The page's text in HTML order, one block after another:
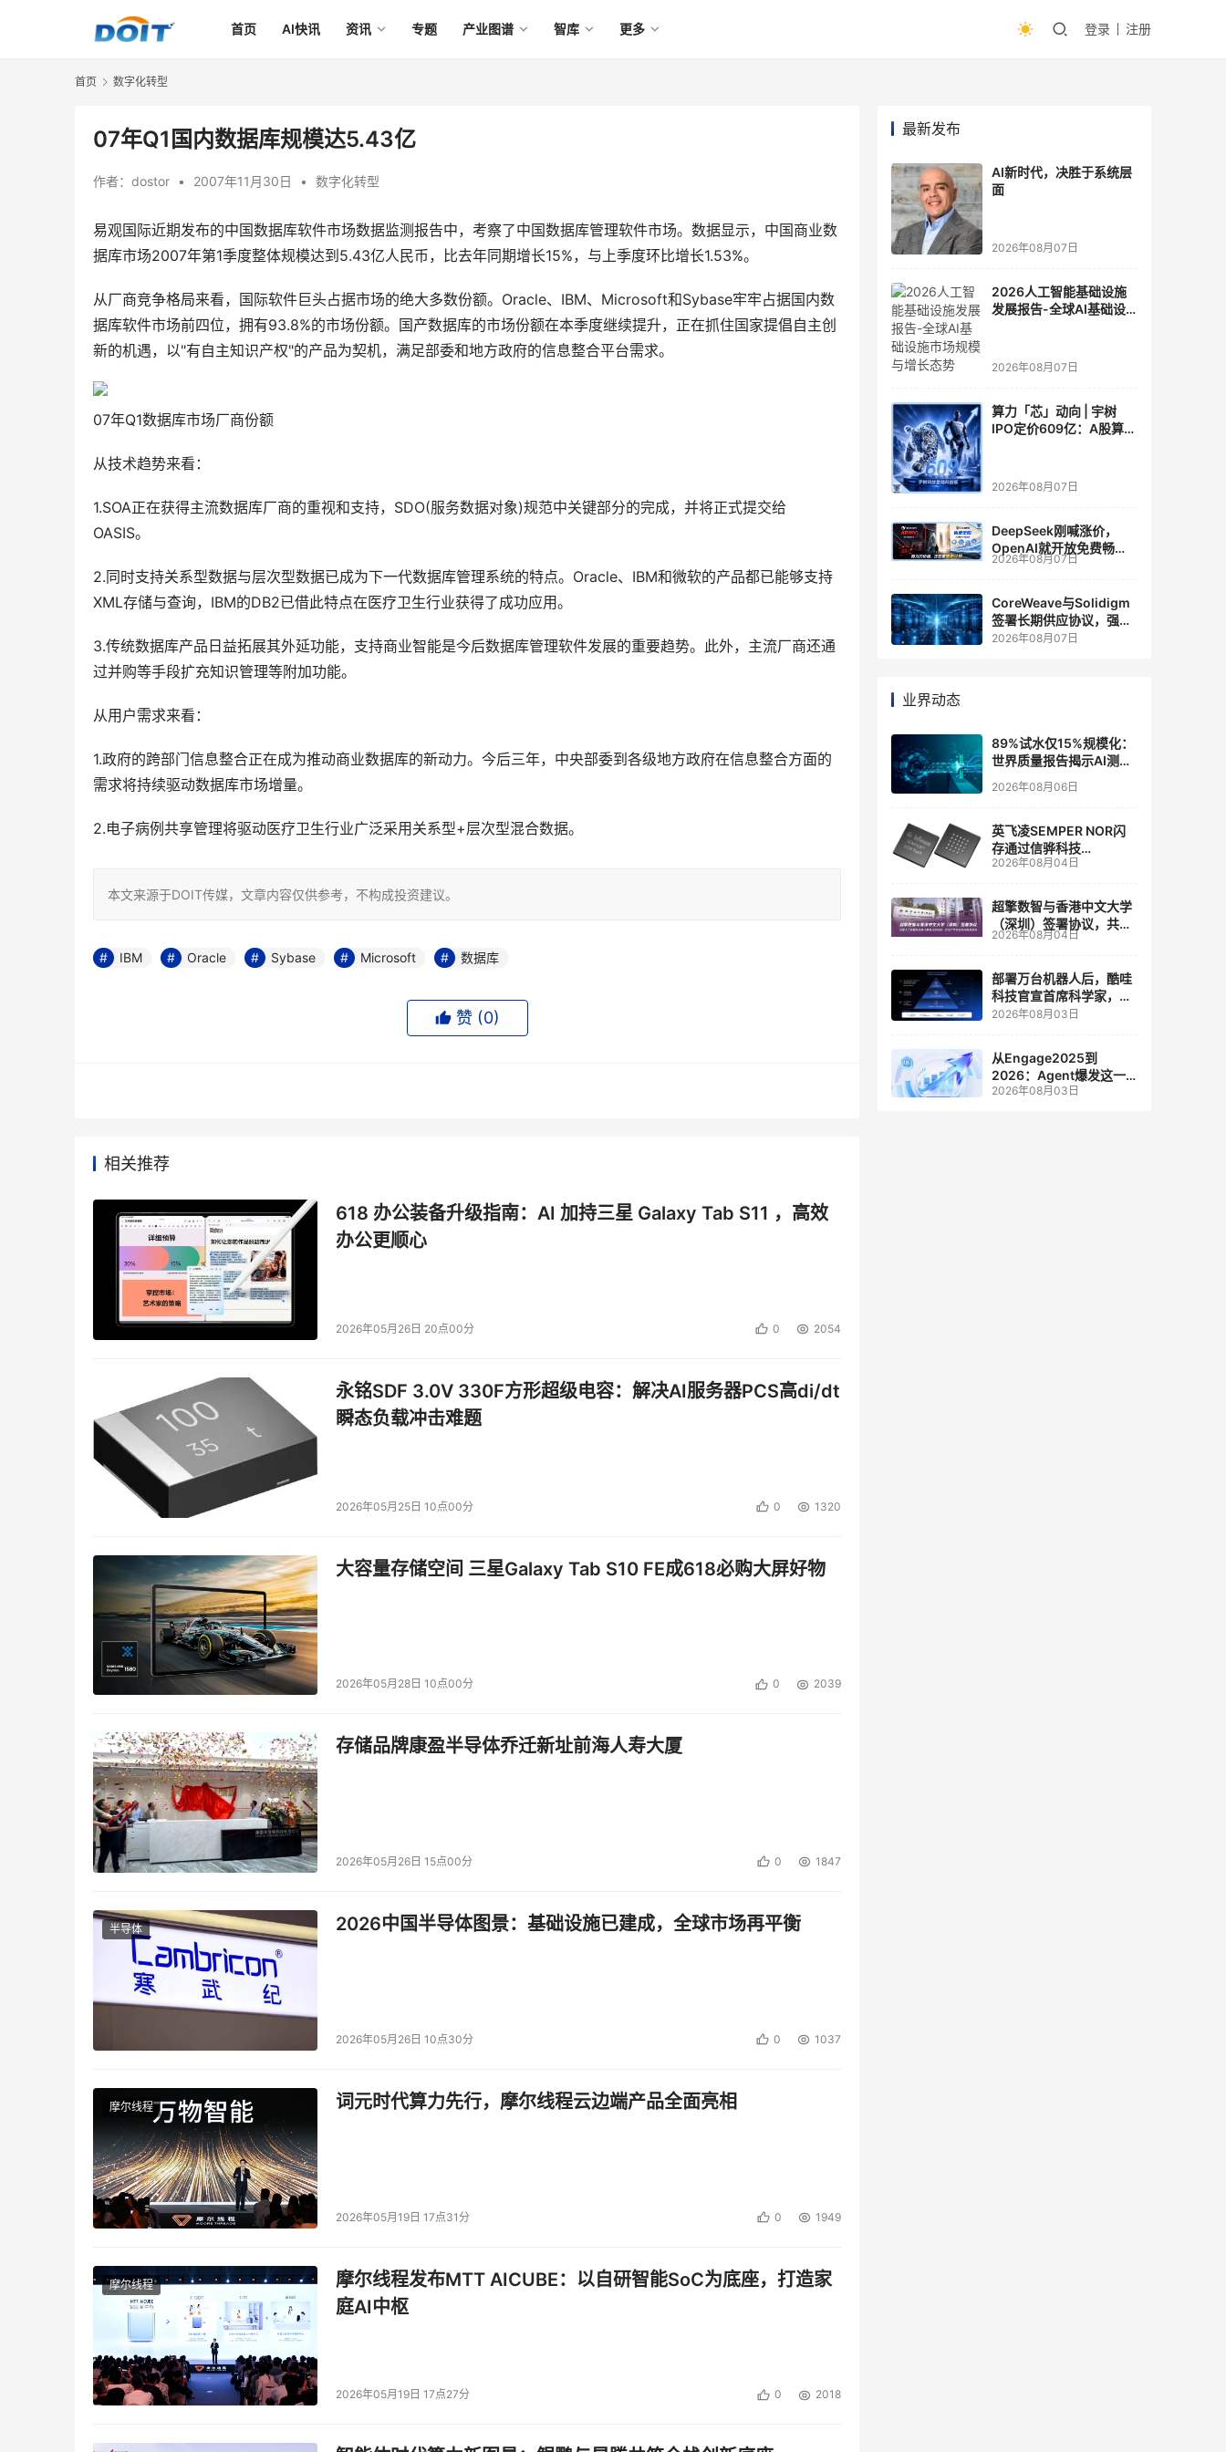
首页 AI快讯 资讯 专题 产业图谱 智库 更多 登录 注册
首页 数字化转型
07年Q1国内数据库规模达5.43亿
作者： dostor • 2007年11月30日 • 数字化转型
易观国际近期发布的中国数据库软件市场数据监测报告中，考察了中国数据库管理软件市场。数据显示，中国商业数
据库市场2007年第1季度整体规模达到5.43亿人民币，比去年同期增长15%，与上季度环比增长1.53%。
从厂商竞争格局来看，国际软件巨头占据市场的绝大多数份额。Oracle、IBM、Microsoft和Sybase牢牢占据国内数
据库软件市场前四位，拥有93.8%的市场份额。国产数据库的市场份额在本季度继续提升，正在抓住国家提倡自主创
新的机遇，以"有自主知识产权"的产品为契机，满足部委和地方政府的信息整合平台需求。
07年Q1数据库市场厂商份额
从技术趋势来看：
1.SOA正在获得主流数据库厂商的重视和支持，SDO(服务数据对象)规范中关键部分的完成，并将正式提交给
OASIS。
2.同时支持关系型数据与层次型数据已成为下一代数据库管理系统的特点。Oracle、IBM和微软的产品都已能够支持
XML存储与查询，IBM的DB2已借此特点在医疗卫生行业获得了成功应用。
3.传统数据库产品日益拓展其外延功能，支持商业智能是今后数据库管理软件发展的重要趋势。此外，主流厂商还通
过并购等手段扩充知识管理等附加功能。
从用户需求来看：
1.政府的跨部门信息整合正在成为推动商业数据库的新动力。今后三年，中央部委到各级地方政府在信息整合方面的
需求将持续驱动数据库市场增量。
2.电子病例共享管理将驱动医疗卫生行业广泛采用关系型+层次型混合数据。
本文来源于DOIT传媒，文章内容仅供参考，不构成投资建议。
IBM Oracle Sybase Microsoft 数据库
赞 (0)
相关推荐
618 办公装备升级指南：AI 加持三星 Galaxy Tab S11 ，高效
办公更顺心
2026年05月26日 20点00分 0 2054
永铭SDF 3.0V 330F方形超级电容：解决AI服务器PCS高di/dt
瞬态负载冲击难题
2026年05月25日 10点00分 0 1320
大容量存储空间 三星Galaxy Tab S10 FE成618必购大屏好物
2026年05月28日 10点00分 0 2039
存储品牌康盈半导体乔迁新址前海人寿大厦
2026年05月26日 15点00分 0 1847
半导体 2026中国半导体图景：基础设施已建成，全球市场再平衡
2026年05月26日 10点30分 0 1037
摩尔线程 词元时代算力先行，摩尔线程云边端产品全面亮相
2026年05月19日 17点31分 0 1949
摩尔线程
摩尔线程发布MTT AICUBE：以自研智能SoC为底座，打造家
庭AI中枢
2026年05月19日 17点27分 0 2018
最新发布
AI新时代，决胜于系统层
面
2026年08月07日
2026人工智能基础设施
发展报告-全球AI基础设
2026年08月07日
算力「芯」动向 | 宇树
IPO定价609亿：A股算力
2026年08月07日
DeepSeek刚喊涨价，
OpenAI就开放免费畅
聊？大模型定价的平行宇
2026年08月07日
CoreWeave与Solidigm
签署长期供应协议，强化
一体化人工智能云平台
2026年08月07日
业界动态
89%试水仅15%规模化：
世界质量报告揭示AI测
试"落地鸿沟"
2026年08月06日
英飞凌SEMPER NOR闪
存通过信骅科技
AST2700 BMC认证，全
管理
2026年08月04日
超擎数智与香港中文大学
（深圳）签署协议，共建
人工智能和边缘计算联合
2026年08月04日
部署万台机器人后，酷哇
科技官宣首席科学家，要
让世界模型交付生产力
2026年08月03日
从Engage2025到
2026：Agent爆发这一
年，AI CRM 走到哪了
2026年08月03日